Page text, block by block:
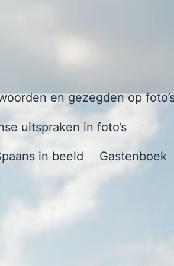
en gezegden op
uitspraken in foto’s
in beeld Gastenboek